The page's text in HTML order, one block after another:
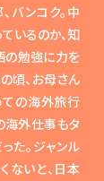
バンコク。中
いるのか、知
の勉強に力を
頃、お母さん
ての海外旅行
海外仕事もタ
た。ジャンル
ないと、日本